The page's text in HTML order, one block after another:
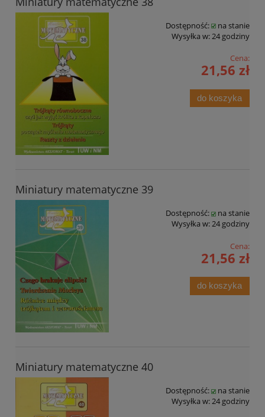
Dostępność:
na stanie
Wysyłka w:24 godziny
Cena:
21,56 zł
do koszyka
Miniatury matematyczne 39
Dostępność:
na stanie
Wysyłka w:24 godziny
Cena:
21,56 zł
do koszyka
Miniatury matematyczne 40
Dostępność:
na stanie
Wysyłka w:24 godziny